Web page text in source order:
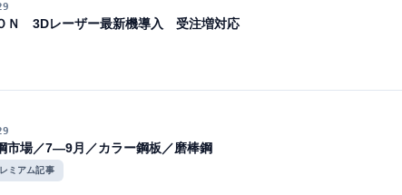
Ｎ 3Dレーザー最新機導入 受注増対応
市場／7―9月／カラー鋼板／磨棒鋼
ミアム記事